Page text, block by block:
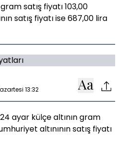
satış fiyatı 103,00
satış fiyatı ise 687,00 lira
13:32
ayar külçe altının gram
altınının satış fiyatı